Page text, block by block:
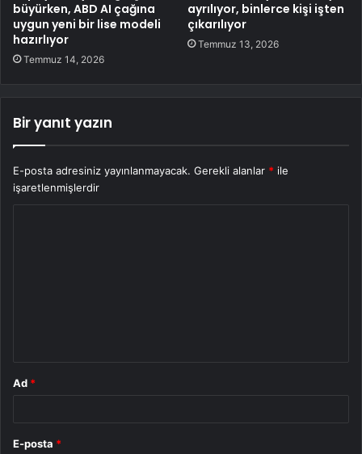
büyürken, ABD AI çağına
uygun yeni bir lise modeli
hazırlıyor
Temmuz 14, 2026
ayrılıyor, binlerce kişi işten
çıkarılıyor
Temmuz 13, 2026
Bir yanıt yazın
E-posta adresiniz yayınlanmayacak. Gerekli alanlar * ile
işaretlenmişlerdir
Ad *
E-posta *